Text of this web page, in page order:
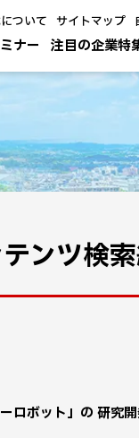
ナー 注目の企業特
ついて サイトマップ
ンツ検
ロボット」の 研究